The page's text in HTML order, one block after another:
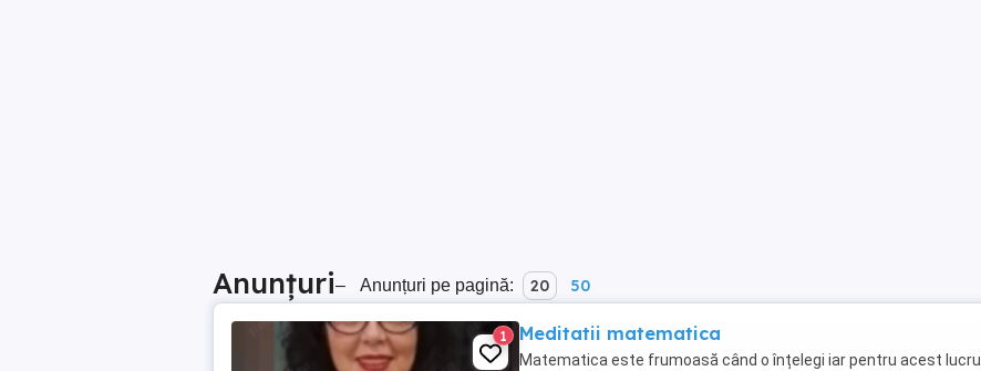
Anunțuri– Anunțuri pe pagină: 20 50
1 Meditatii matematica
Matematica este frumoasă când o înțelegi iar pentru acest lucru